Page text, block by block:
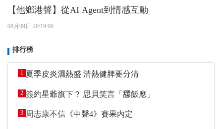
【他鄉港聲】從AI Agent到情感互動
08月09日 20:19:00
排行榜
1 夏季皮炎濕熱盛 清熱健脾要分清
2 簽約星爺旗下？ 思貝笑言「𦧲飯應」
3 周志康不信《中聲4》賽果內定